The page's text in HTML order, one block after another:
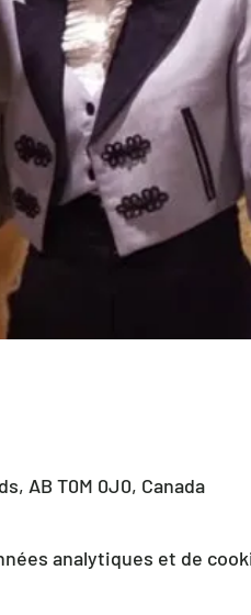
AB T0M 0J0, Canada
analytiques et de